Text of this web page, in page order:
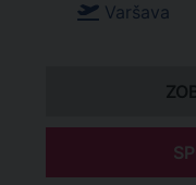
Varšava